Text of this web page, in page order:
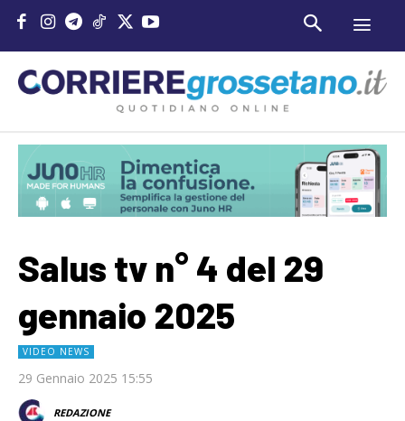
Salus tv n° 4 del 29
gennaio 2025
VIDEO NEWS
29 Gennaio 2025 15:55
REDAZIONE